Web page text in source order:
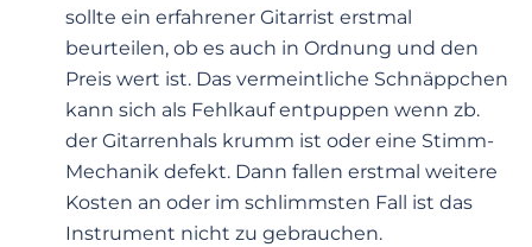
sollte ein erfahrener Gitarrist erstmal
beurteilen, ob es auch in Ordnung und den
Preis wert ist. Das vermeintliche Schnäppchen
kann sich als Fehlkauf entpuppen wenn zb.
der Gitarrenhals krumm ist oder eine Stimm-
Mechanik defekt. Dann fallen erstmal weitere
Kosten an oder im schlimmsten Fall ist das
Instrument nicht zu gebrauchen.